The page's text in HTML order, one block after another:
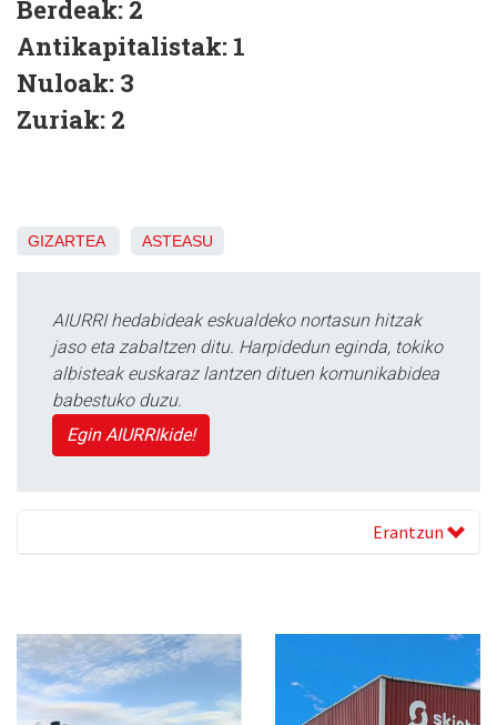
Berdeak: 2
Antikapitalistak: 1
Nuloak: 3
Zuriak: 2
GIZARTEA ASTEASU
AIURRI hedabideak eskualdeko nortasun hitzak
jaso eta zabaltzen ditu. Harpidedun eginda, tokiko
albisteak euskaraz lantzen dituen komunikabidea
babestuko duzu.
Egin AIURRIkide!
Erantzun